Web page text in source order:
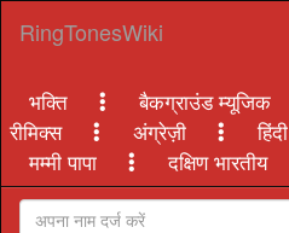
RingTonesWiki
भक्ति बैकग्राउंड म्यूजिक
रीमिक्स
अंग्रेज़ी हिंदी
मम्मी पापा
दक्षिण भारतीय